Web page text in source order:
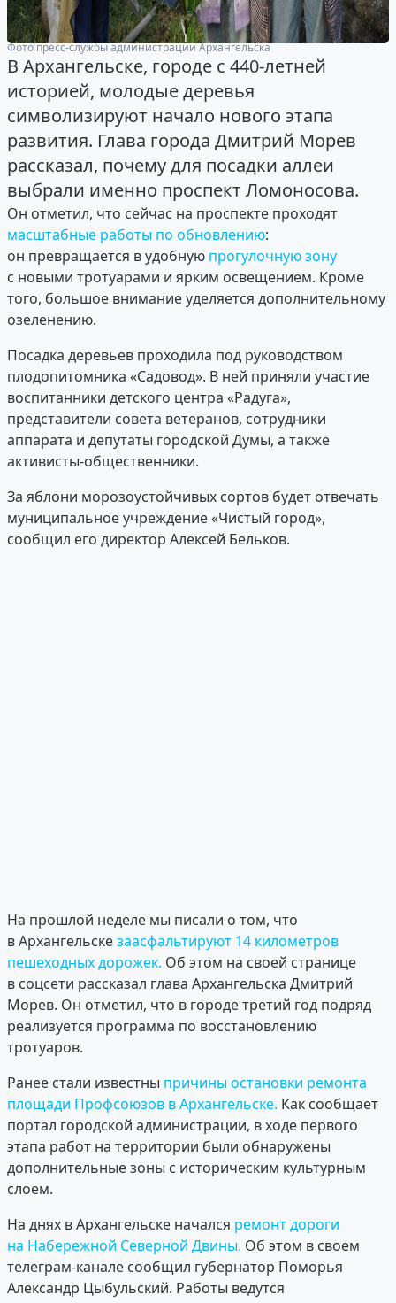
Фото пресс-службы администрации Архангельска
В Архангельске, городе с 440-летней
историей, молодые деревья
символизируют начало нового этапа
развития. Глава города Дмитрий Морев
рассказал, почему для посадки аллеи
выбрали именно проспект Ломоносова.
Он отметил, что сейчас на проспекте проходят
масштабные работы по обновлению:
он превращается в удобную прогулочную зону
с новыми тротуарами и ярким освещением. Кроме
того, большое внимание уделяется дополнительному
озеленению.
Посадка деревьев проходила под руководством
плодопитомника «Садовод». В ней приняли участие
воспитанники детского центра «Радуга»,
представители совета ветеранов, сотрудники
аппарата и депутаты городской Думы, а также
активисты-общественники.
За яблони морозоустойчивых сортов будет отвечать
муниципальное учреждение «Чистый город»,
сообщил его директор Алексей Бельков.
На прошлой неделе мы писали о том, что
в Архангельскезаасфальтируют 14 километров
пешеходных дорожек. Об этом на своей странице
в соцсети рассказал глава Архангельска Дмитрий
Морев. Он отметил, что в городе третий год подряд
реализуется программа по восстановлению
тротуаров.
Ранее стали известны причины остановки ремонта
площади Профсоюзов в Архангельске. Как сообщает
портал городской администрации, в ходе первого
этапа работ на территории были обнаружены
дополнительные зоны с историческим культурным
слоем.
На днях в Архангельске начался ремонт дороги
на Набережной Северной Двины. Об этом в своем
телеграм-канале сообщил губернатор Поморья
Александр Цыбульский. Работы ведутся